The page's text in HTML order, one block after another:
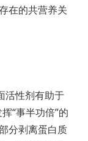
在的共营养关
活性剂有助于
“事半功倍”的
分剥离蛋白质